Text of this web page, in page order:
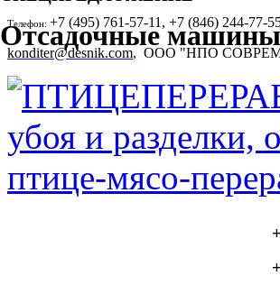
Телефон: +7 (495) 761-57-11, +7 (846) 244-77-
konditer@desnik.com, ООО "НПО
Отсадочные машины